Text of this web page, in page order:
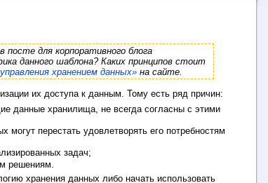
для корпоративного блога
данного шаблона? Каких принципов стоит
хранением данных» на сайте.
их доступа к данным. Тому есть ряд причин:
данные хранилища, не всегда согласны с этими
перестать удовлетворять его потребностям
задач;
решениям.
хранения данных либо начать использовать